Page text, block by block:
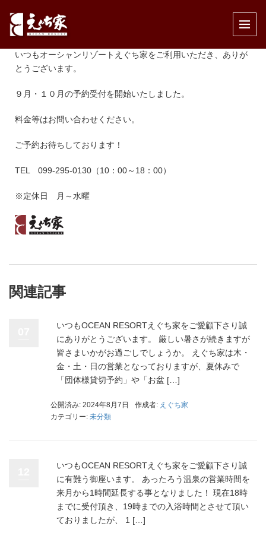
公開済み: 2022年7月3日
いつもオーシャンリゾートえぐち家をご利用いただき、ありが
とうございます。
９月・１０月の予約受付を開始いたしました。
料金等はお問い合わせください。
ご予約お待ちしております！
TEL 099-295-0130（10：00～18：00）
※定休日 月～水曜
関連記事
いつもOCEAN RESORTえぐち家をご愛顧下さり誠
にありがとうございます。 厳しい暑さが続きますが
皆さまいかがお過ごしでしょうか。 えぐち家は木・
金・土・日の営業となっておりますが、夏休みで
「団体様貸切予約」や「お盆 […]
公開済み: 2024年8月7日 作成者: えぐち家
カテゴリー: 未分類
いつもOCEAN RESORTえぐち家をご愛顧下さり誠
に有難う御座います。 あったろう温泉の営業時間を
来月から1時間延長する事となりました！ 現在18時
までに受付頂き、19時までの入浴時間とさせて頂い
ておりましたが、 1 […]